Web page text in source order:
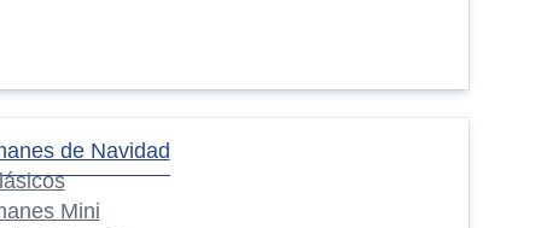
de Navidad
Mini